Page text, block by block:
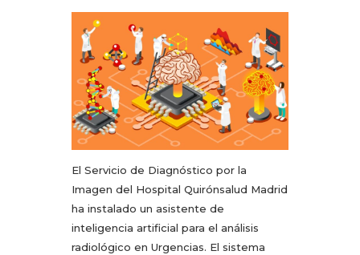
El Servicio de Diagnóstico por la
Imagen del Hospital Quirónsalud Madrid
ha instalado un asistente de
inteligencia artificial para el análisis
radiológico en Urgencias. El sistema